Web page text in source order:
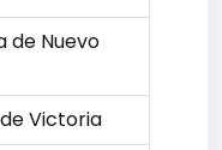
de Nuevo
Victoria